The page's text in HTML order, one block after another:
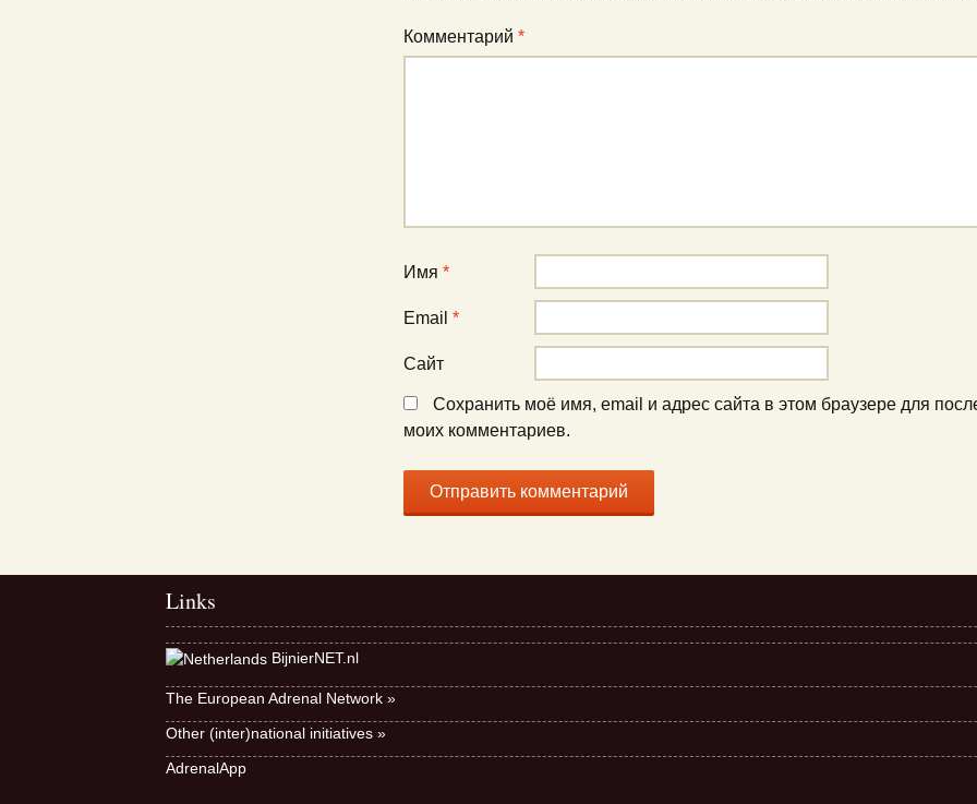
Комментарий *
Имя *
Email *
Сайт
Сохранить моё имя, email и адрес сайта в этом браузере для
моих комментариев.
Links
BijnierNET.nl
The European Adrenal Network »
Other (inter)national initiatives »
AdrenalApp